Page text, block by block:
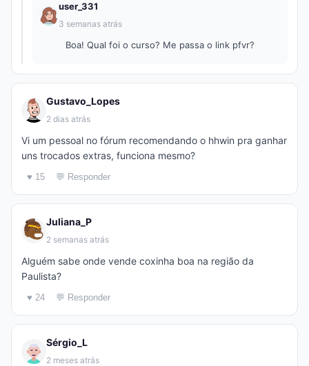
user_331
3 semanas atrás
Boa! Qual foi o curso? Me passa o link pfvr?
Gustavo_Lopes
2 dias atrás
Vi um pessoal no fórum recomendando o hhwin pra ganhar
uns trocados extras, funciona mesmo?
♥ 15 💬 Responder
Juliana_P
2 semanas atrás
Alguém sabe onde vende coxinha boa na região da
Paulista?
♥ 24 💬 Responder
Sérgio_L
2 meses atrás